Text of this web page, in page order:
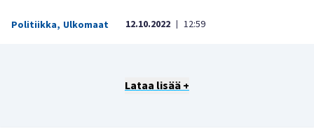
Politiikka, Ulkomaat 12.10.2022 | 12:59
Lataa lisää +